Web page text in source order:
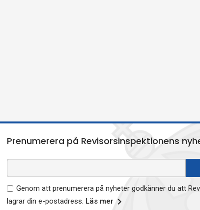
Prenumerera på Revisorsinspektionens
Genom att prenumerera på nyheter godkänner du att
lagrar din e-postadress. Läs mer